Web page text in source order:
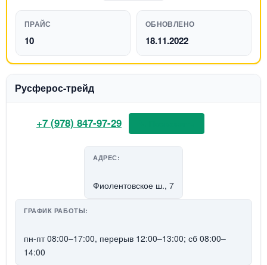
ПРАЙС
10
ОБНОВЛЕНО
18.11.2022
Русферос-трейд
+7 (978) 847-97-29
АДРЕС:
Фиолентовское ш., 7
ГРАФИК РАБОТЫ:
пн-пт 08:00–17:00, перерыв 12:00–13:00; сб 08:00–
14:00